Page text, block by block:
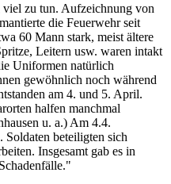
viel zu tun. Aufzeichnung von
die Feuerwehr seit
60 Mann stark, meist ältere
Leitern usw. waren intakt
Uniformen natürlich
gewöhnlich noch während
am 4. und 5. April.
halfen manchmal
u. a.) Am 4.4.
Soldaten beteiligten sich
Insgesamt gab es in